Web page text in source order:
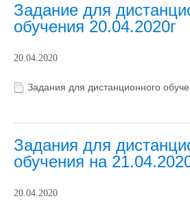
Задание для
обучения 20.04.2020г
20.04.2020
Задания для дистанционного
Задания для
обучения на
20.04.2020